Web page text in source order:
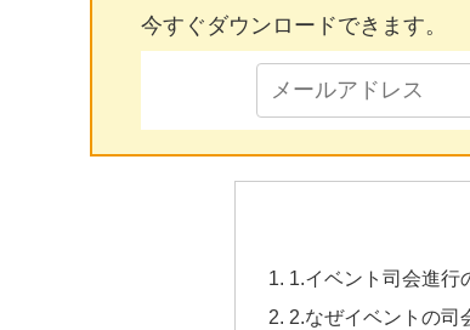
今すぐダウンロードできます。
1.イベント司会進行
2.なぜイベントの司